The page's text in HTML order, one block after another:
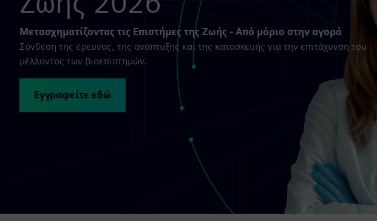
Μετασχηματίζοντας τις Επιστήμες της Ζωής - Από μόριο στην αγορά
Σύνδεση της έρευνας, της ανάπτυξης και της κατασκευής για την επιτάχυνση του
μέλλοντος των βιοεπιστημών.
Εγγραφείτε εδώ